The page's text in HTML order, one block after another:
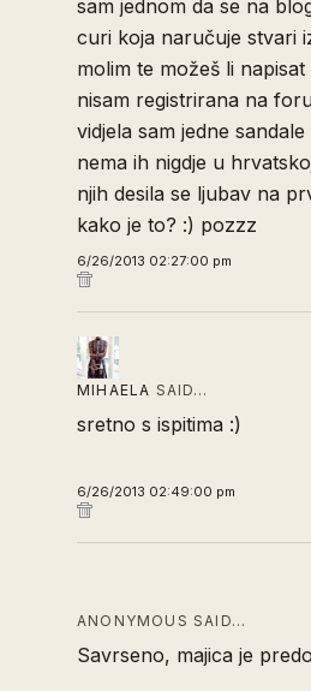
sam jednom da se na
curi koja naručuje stvari
molim te možeš li napisat
nisam registrirana na
vidjela sam jedne
nema ih nigdje u
njih desila se ljubav na
kako je to? :) pozzz
6/26/2013 02:27:00 pm
MIHAELA SAID…
sretno s ispitima :)
6/26/2013 02:49:00 pm
ANONYMOUS SAID…
Savrseno, majica je